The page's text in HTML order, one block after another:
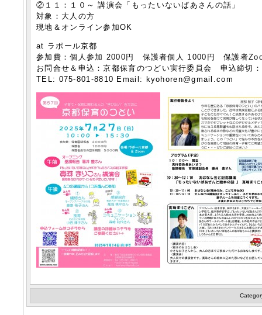
②１１：１０～ 講演会「もったいないばあさんの話」
対象：大人の方
現地＆オンライン参加OK
at ラポール京都
参加費：個人参加 2000円 保護者個人 1000円 保護者
お問合せ＆申込：京都保育のつどい実行委員会 申込締切
TEL: 075-801-8810 Email: kyohoren@gmail.com